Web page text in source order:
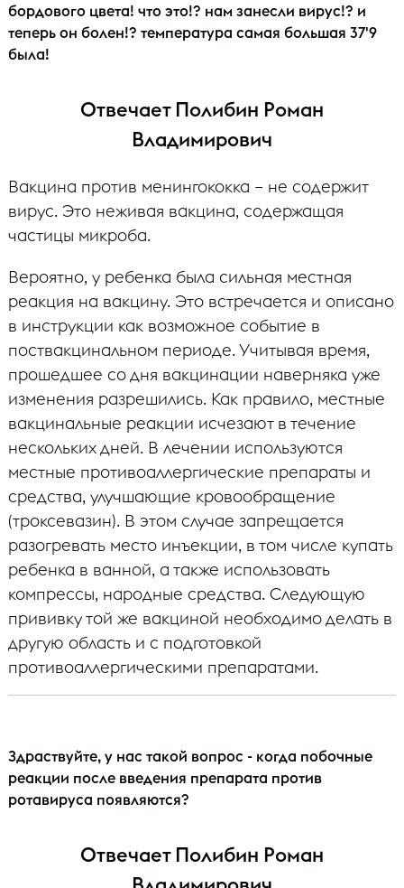
бордового цвета! что это!? нам занесли вирус!? и
теперь он болен!? температура самая большая 37'9
была!
Отвечает Полибин Роман
Владимирович
Вакцина против менингококка – не содержит
вирус. Это неживая вакцина, содержащая
частицы микроба.
Вероятно, у ребенка была сильная местная
реакция на вакцину. Это встречается и описано
в инструкции как возможное событие в
поствакцинальном периоде. Учитывая время,
прошедшее со дня вакцинации наверняка уже
изменения разрешились. Как правило, местные
вакцинальные реакции исчезают в течение
нескольких дней. В лечении используются
местные противоаллергические препараты и
средства, улучшающие кровообращение
(троксевазин). В этом случае запрещается
разогревать место инъекции, в том числе купать
ребенка в ванной, а также использовать
компрессы, народные средства. Следующую
прививку той же вакциной необходимо делать в
другую область и с подготовкой
противоаллергическими препаратами.
Здраствуйте, у нас такой вопрос - когда побочные
реакции после введения препарата против
ротавируса появляются?
Отвечает Полибин Роман